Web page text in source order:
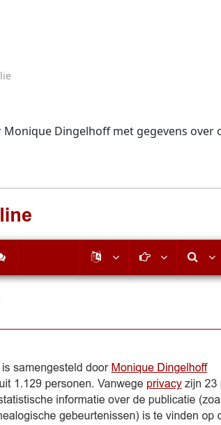
Dingelhoff met gegevens over